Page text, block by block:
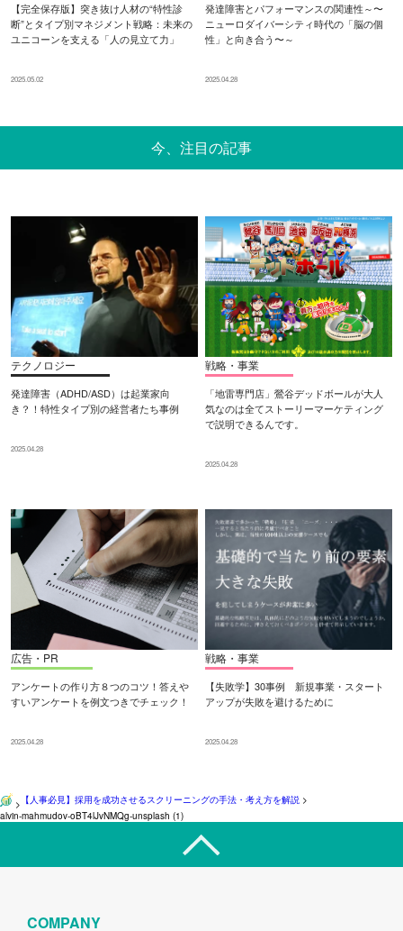
【完全保存版】突き抜け人材の“特性診
断”とタイプ別マネジメント戦略：未来の
ユニコーンを支える「人の見立て力」
2025.05.02
発達障害とパフォーマンスの関連性～〜
ニューロダイバーシティ時代の「脳の個
性」と向き合う〜～
2025.04.28
今、注目の記事
テクノロジー
発達障害（ADHD/ASD）は起業家向
き？！特性タイプ別の経営者たち事例
2025.04.28
戦略・事業
「地雷専門店」鶯谷デッドボールが大人
気なのは全てストーリーマーケティング
で説明できるんです。
2025.04.28
広告・PR
アンケートの作り方８つのコツ！答えや
すいアンケートを例文つきでチェック！
2025.04.28
戦略・事業
【失敗学】30事例 新規事業・スタート
アップが失敗を避けるために
2025.04.28
> 【人事必見】採用を成功させるスクリーニングの手法・考え方を解説 >
alvin-mahmudov-oBT4lJvNMQg-unsplash (1)
COMPANY